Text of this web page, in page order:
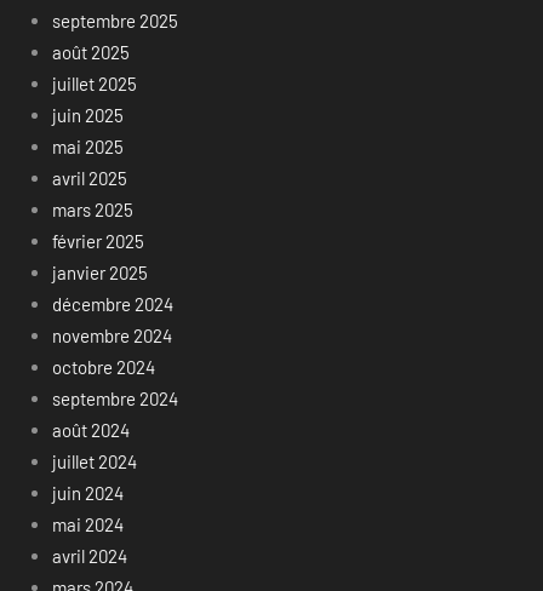
septembre 2025
août 2025
juillet 2025
juin 2025
mai 2025
avril 2025
mars 2025
février 2025
janvier 2025
décembre 2024
novembre 2024
octobre 2024
septembre 2024
août 2024
juillet 2024
juin 2024
mai 2024
avril 2024